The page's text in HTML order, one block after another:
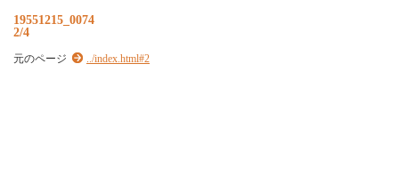
19551215_0074
2/4
元のページ ../index.html#2